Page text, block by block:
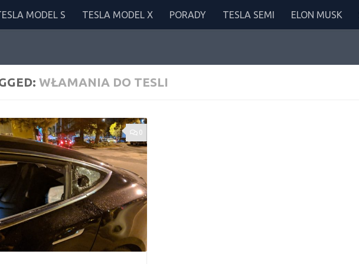
MODEL S TESLA MODEL X PORADY TESLA SEMI ELON MUSK
WŁAMANIA DO TESLI
0